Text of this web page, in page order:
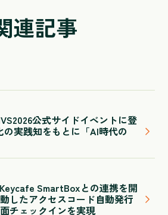
連記事
公式サイドイベントに登
実践知をもとに「AI時代の
Keycafe SmartBoxとの連携を開
したアクセスコード自動発行
チェックインを実現